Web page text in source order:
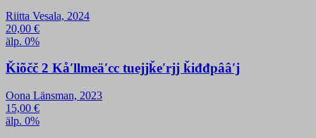
Riitta Vesala, 2024
20,00 €
älp. 0%
Ǩiõčč 2 Kåʹllmeäʹcc tuejjǩeʹrjj ǩiđđpââʹj
Oona Länsman, 2023
15,00 €
älp. 0%